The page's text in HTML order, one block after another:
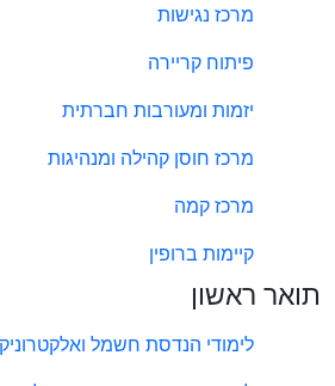
מרכז נגישות
פיתוח קריירה
יזמות ומעורבות חברתית
מרכז חוסן קהילה ומנהיגות
מרכז קמה
קיימות ברופין
תואר ראשון
לימודי הנדסת חשמל ואלקטרוניקה